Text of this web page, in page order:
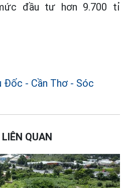
đầu tư hơn 9.700 tỉ
Đốc - Cần Thơ - Sóc
QUAN